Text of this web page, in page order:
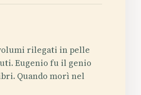
rilegati in pelle
Eugenio fu il genio
Quando morì nel